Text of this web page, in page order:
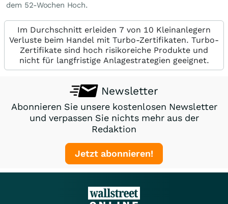
dem 52-Wochen Hoch.
Im Durchschnitt erleiden 7 von 10 Kleinanlegern
Verluste beim Handel mit Turbo-Zertifikaten. Turbo-
Zertifikate sind hoch risikoreiche Produkte und
nicht für langfristige Anlagestrategien geeignet.
Newsletter
Abonnieren Sie unsere kostenlosen Newsletter
und verpassen Sie nichts mehr aus der
Redaktion
Jetzt abonnieren!